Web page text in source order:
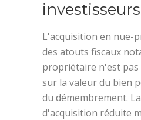
investisseurs
L'acquisition en nue-
des atouts fiscaux
propriétaire n'est pas
sur la valeur du bien
du démembrement.
d'acquisition réduite